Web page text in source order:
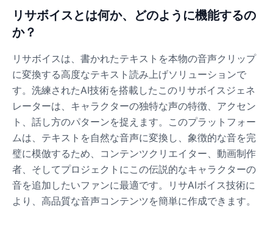
リサボイスとは何か、どのように機能するの
か？
リサボイスは、書かれたテキストを本物の音声クリップ
に変換する高度なテキスト読み上げソリューションで
す。洗練されたAI技術を搭載したこのリサボイスジェネ
レーターは、キャラクターの独特な声の特徴、アクセン
ト、話し方のパターンを捉えます。このプラットフォー
ムは、テキストを自然な音声に変換し、象徴的な音を完
璧に模倣するため、コンテンツクリエイター、動画制作
者、そしてプロジェクトにこの伝説的なキャラクターの
音を追加したいファンに最適です。リサAIボイス技術に
より、高品質な音声コンテンツを簡単に作成できます。